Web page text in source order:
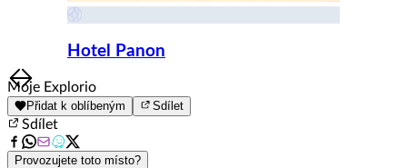
Hotel Panon
Item
1
of
8
Moje Explorio
Přidat k oblíbeným Sdílet
Sdílet
Provozujete toto místo?